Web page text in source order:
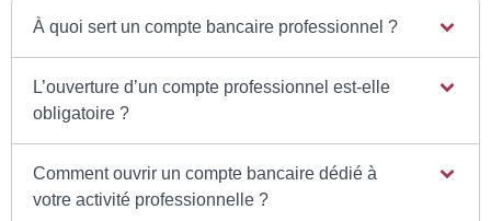
À quoi sert un compte bancaire professionnel ?
L’ouverture d’un compte professionnel est-elle
obligatoire ?
Comment ouvrir un compte bancaire dédié à
votre activité professionnelle ?